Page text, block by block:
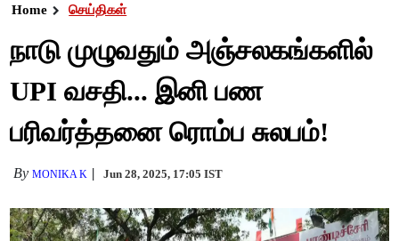
Home செய்திகள்
நாடு முழுவதும் அஞ்சலகங்களில்
UPI வசதி... இனி பண
பரிவர்த்தனை ரொம்ப சுலபம்!
ByMONIKA K Jun 28, 2025, 17:05 IST